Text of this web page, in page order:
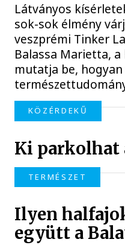
Látványos
sok-sok élmény
veszprémi Tinker
Balassa Marietta,
mutatja be,
KÖZÉRDEKŰ
Ki parkolhat
TERMÉSZET
Ilyen
együtt a